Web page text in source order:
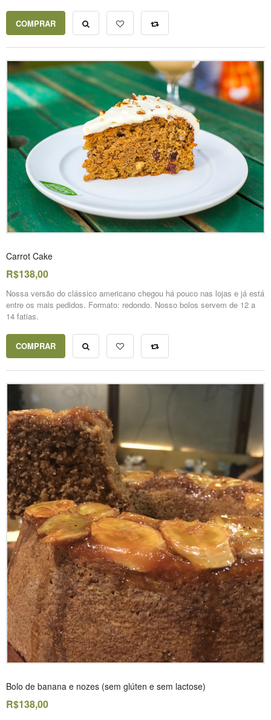
COMPRAR
Carrot Cake
R$138,00
Nossa versão do clássico americano chegou há pouco nas lojas e já está
entre os mais pedidos. Formato: redondo. Nosso bolos servem de 12 a
14 fatias.
COMPRAR
Bolo de banana e nozes (sem glúten e sem lactose)
R$138,00